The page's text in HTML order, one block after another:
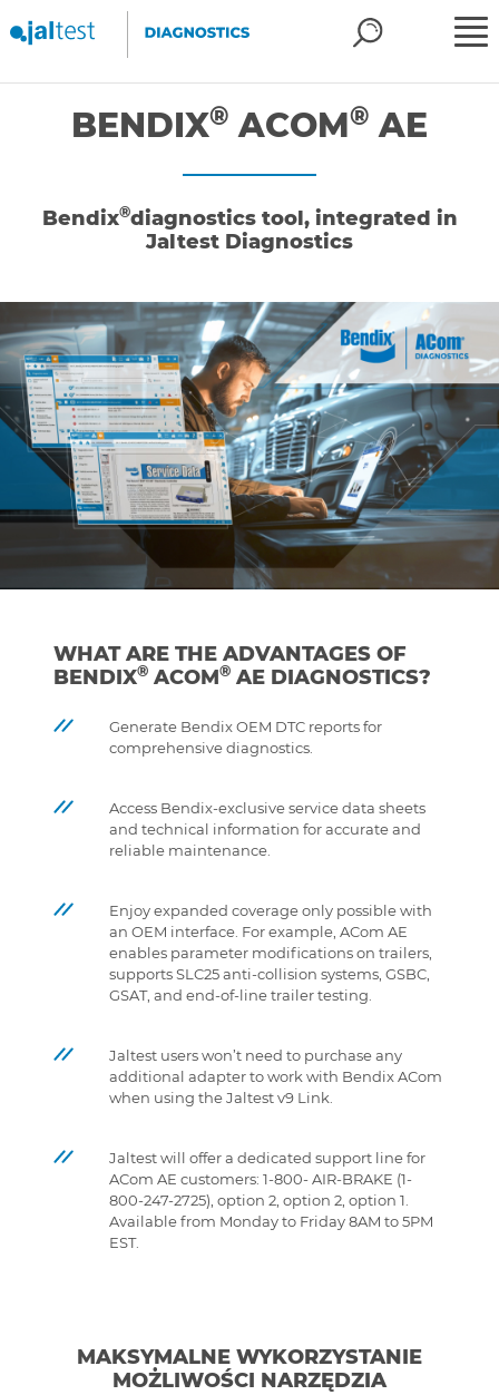
BENDIX® ACOM® AE
Bendix®diagnostics tool, integrated in
Jaltest Diagnostics
WHAT ARE THE ADVANTAGES OF
BENDIX® ACOM® AE DIAGNOSTICS?
Generate Bendix OEM DTC reports for
comprehensive diagnostics.
Access Bendix-exclusive service data sheets
and technical information for accurate and
reliable maintenance.
Enjoy expanded coverage only possible with
an OEM interface. For example, ACom AE
enables parameter modifications on trailers,
supports SLC25 anti-collision systems, GSBC,
GSAT, and end-of-line trailer testing.
Jaltest users won’t need to purchase any
additional adapter to work with Bendix ACom
when using the Jaltest v9 Link.
Jaltest will offer a dedicated support line for
ACom AE customers: 1-800- AIR-BRAKE (1-
800-247-2725), option 2, option 2, option 1.
Available from Monday to Friday 8AM to 5PM
EST.
MAKSYMALNE WYKORZYSTANIE
MOŻLIWOŚCI NARZĘDZIA